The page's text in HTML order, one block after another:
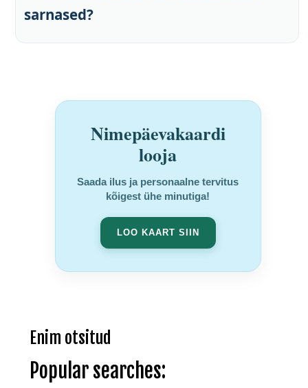
sarnased?
Nimepäevakaardi
looja
Saada ilus ja personaalne tervitus
kõigest ühe minutiga!
LOO KAART SIIN
Enim otsitud
Popular searches: